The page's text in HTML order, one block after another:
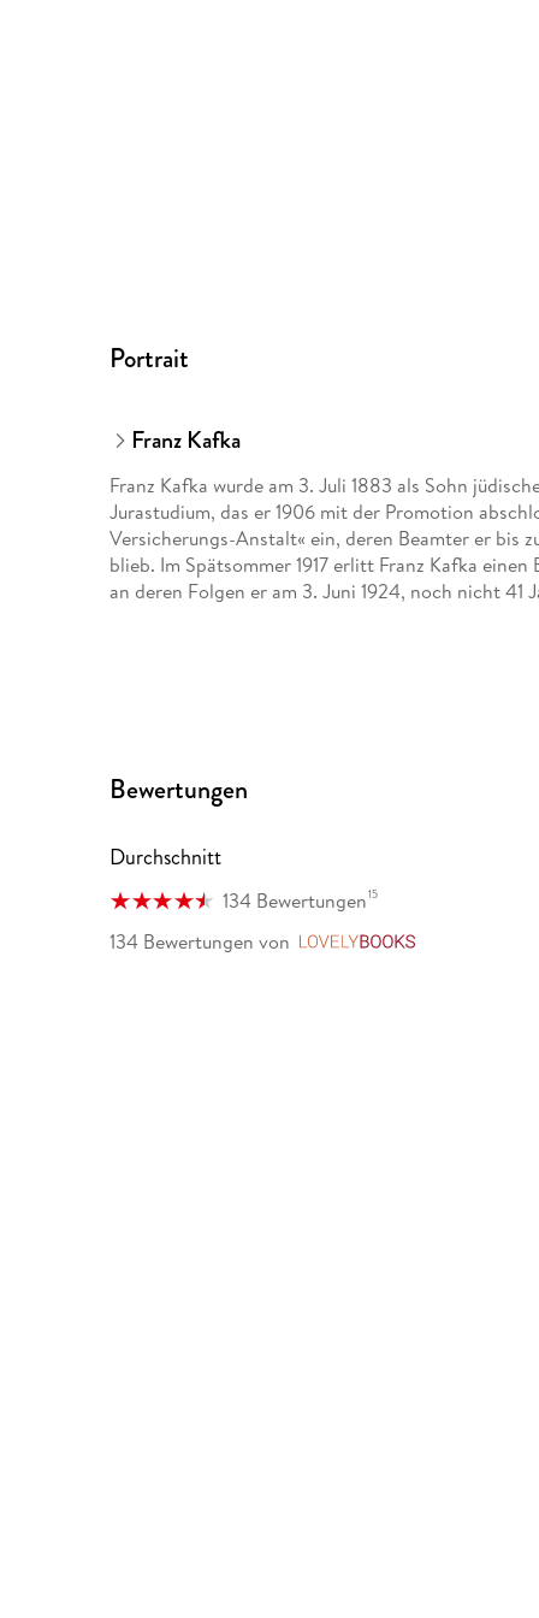
Portrait
Franz Kafka
Franz Kafka wurde am 3. Juli 1883 als Sohn
Jurastudium, das er 1906 mit der Promotion
Versicherungs-Anstalt« ein, deren Beamter er bis
blieb. Im Spätsommer 1917 erlitt Franz Kafka
an deren Folgen er am 3. Juni 1924, noch nicht 41
Bewertungen
Durchschnitt
134 Bewertungen15
134 Bewertungen von